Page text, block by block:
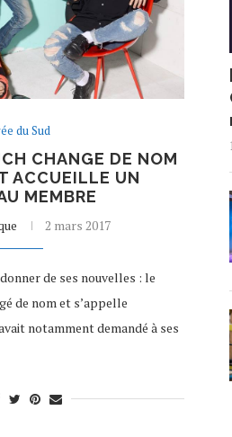
du Sud
CHANGE DE NOM
ACCUEILLE UN
MEMBRE
2 mars 2017
de ses nouvelles : le
de nom et s’appelle
notamment demandé à ses